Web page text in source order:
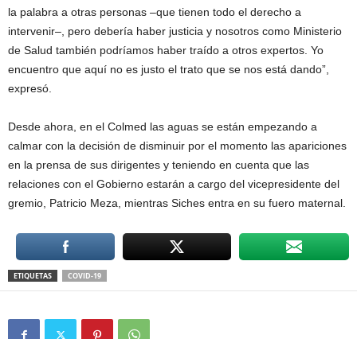
la palabra a otras personas –que tienen todo el derecho a
intervenir–, pero debería haber justicia y nosotros como Ministerio
de Salud también podríamos haber traído a otros expertos. Yo
encuentro que aquí no es justo el trato que se nos está dando”,
expresó.
Desde ahora, en el Colmed las aguas se están empezando a
calmar con la decisión de disminuir por el momento las apariciones
en la prensa de sus dirigentes y teniendo en cuenta que las
relaciones con el Gobierno estarán a cargo del vicepresidente del
gremio, Patricio Meza, mientras Siches entra en su fuero maternal.
ETIQUETAS COVID-19